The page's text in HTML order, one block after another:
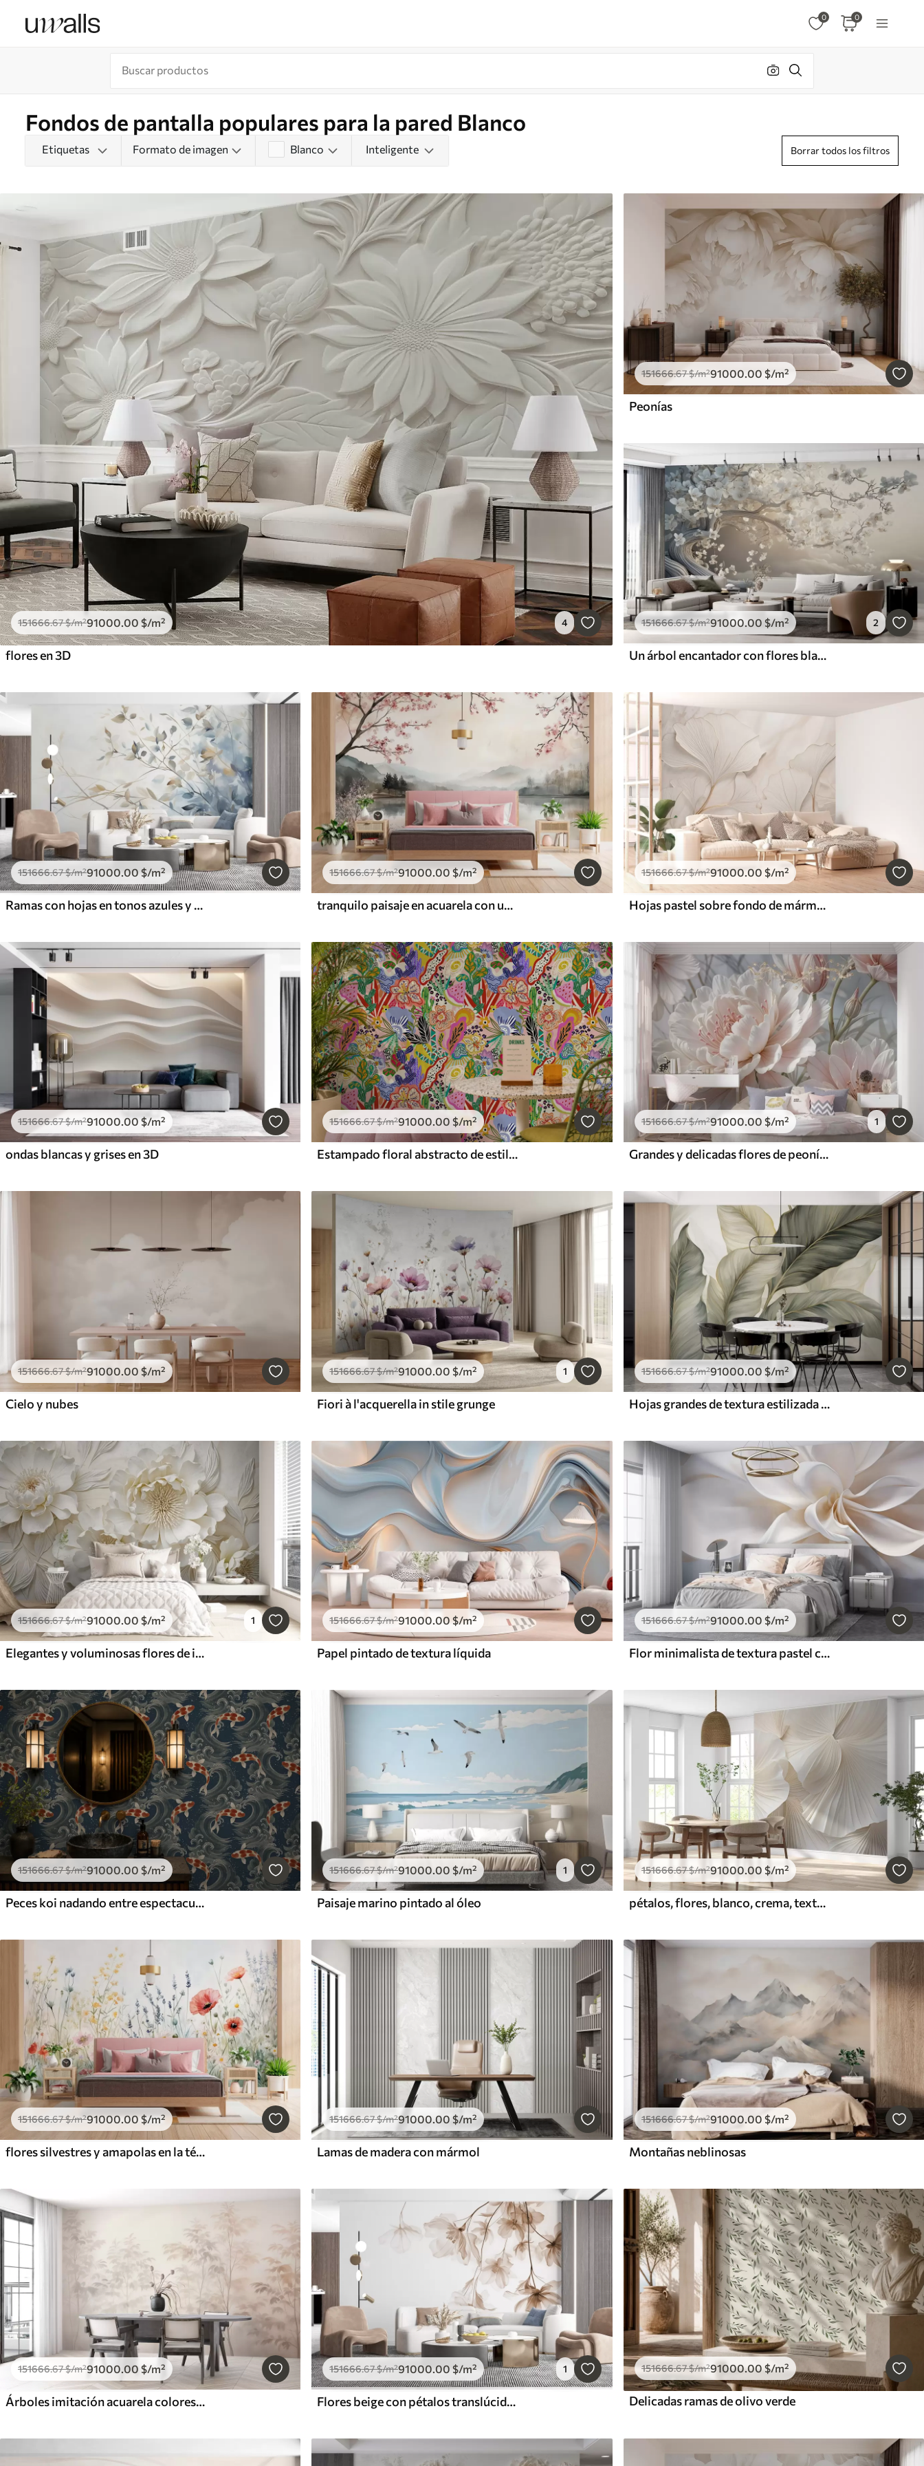
0 0
Fondos de pantalla populares para la pared Blanco
Etiquetas Formato de imagen Blanco Inteligente Borrar todos los filtros
151666.67$/m²91000.00 $/m² 4
flores en 3D
151666.67$/m²91000 .00 $/m²
Peonías
151666.67$/m²91000.00 $/m² 2
Un árbol encantador con flores blancas contra el fondo de nubes en un estilo interesante en delicados colores cálidos
151666.67$/m²91000 .00 $/m²
Ramas con hojas en tonos azules y marrones, fondo claro, suave y delicado, estilo acuarela
151666.67$/m²91000.00$/m²
tranquilo paisaje en acuarela con un lago y un árbol en flor
151666.67$/m²91000 .00 $/m²
Hojas pastel sobre fondo de mármol en tonos beige
151666.67$/m²91000.00 $/m²
ondas blancas y grises en 3D
151666.67$/m²91000.00 $/m²
Estampado floral abstracto de estilo pop art
151666.67$/m²91000.00 $/m² 1
Grandes y delicadas flores de peonía blancas y rosas con pétalos suaves y esponjosos sobre un fondo gris difuminado
151666.67$/m²91000 .00 $/m²
Cielo y nubes
151666.67$/m²91000 .00 $/m² 1
Fiori à l'acquerella in stile grunge
151666.67$/m²91000 .00 $/m²
Hojas grandes de textura estilizada con venas detalladas en varios tonos de verde, crema y beige
151666.67$/m²91000.00 $/m² 1
Elegantes y voluminosas flores de imitación de peonía blanca con suaves pétalos y centros amarillo pastel, sobre un fondo claro
151666.67$/m²91000.00 $/m²
Papel pintado de textura líquida
151666.67$/m²91000.00 $/m²
Flor minimalista de textura pastel con pétalos suaves, ligera y aireada, sobre fondo blanco
151666.67$/m²91000.00 $/m²
Peces koi nadando entre espectaculares olas oceánicas
151666.67$/m²91000.00 $/m² 1
Paisaje marino pintado al óleo
151666.67$/m²91000.00 $/m²
pétalos, flores, blanco, crema, textura, ternura, decorativo
151666.67$/m²91000.00$/m²
flores silvestres y amapolas en la técnica de los trazos
151666.67$/m²91000.00 $/m²
Lamas de madera con mármol
151666.67$/m²91000.00 $/m²
Montañas neblinosas
151666.67$/m²91000.00 $/m²
Árboles imitación acuarela colores cálidos
151666.67$/m²91000.00 $/m² 1
Flores beige con pétalos translúcidos colgando de una rama, beige y blanco, composición minimalista de arte moderno
151666.67$/m²91000.00 $/m²
Delicadas ramas de olivo verde